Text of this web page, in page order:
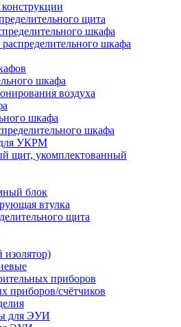
щита
шкафа
шкафа
шкафа
воздуха
шкафа
шкафа
УКРМ
щит, укомплектованный
блок
втулка
щита
приборов
приборов/счётчиков
для ЭУИ